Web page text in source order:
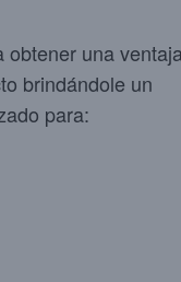
obtener una
brindándole un
para: